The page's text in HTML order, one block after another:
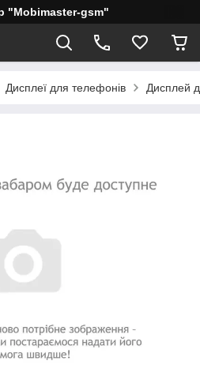
"Mobimaster-gsm"
Дисплеї для телефонів Дисплей